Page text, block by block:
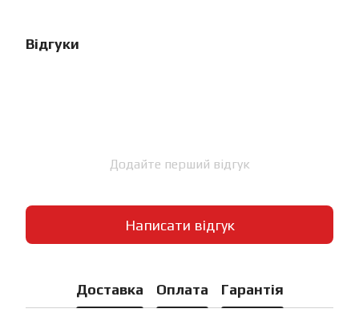
Відгуки
Додайте перший відгук
Написати відгук
Доставка Оплата Гарантія